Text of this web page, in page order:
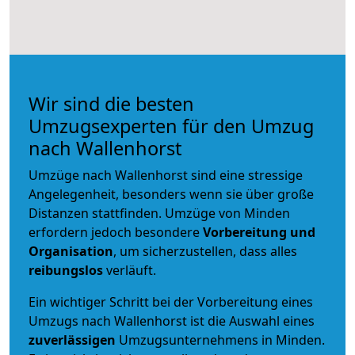
Wir sind die besten
Umzugsexperten für den Umzug
nach Wallenhorst
Umzüge nach Wallenhorst sind eine stressige
Angelegenheit, besonders wenn sie über große
Distanzen stattfinden. Umzüge von Minden
erfordern jedoch besondereVorbereitung und
Organisation, um sicherzustellen, dass alles
reibungslosverläuft.
Ein wichtiger Schritt bei der Vorbereitung eines
Umzugs nach Wallenhorst ist die Auswahl eines
zuverlässigen Umzugsunternehmens in Minden.